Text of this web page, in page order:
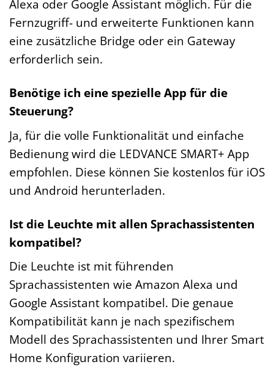
Alexa oder Google Assistant möglich. Für die
Fernzugriff- und erweiterte Funktionen kann
eine zusätzliche Bridge oder ein Gateway
erforderlich sein.
Benötige ich eine spezielle App für die
Steuerung?
Ja, für die volle Funktionalität und einfache
Bedienung wird die LEDVANCE SMART+ App
empfohlen. Diese können Sie kostenlos für iOS
und Android herunterladen.
Ist die Leuchte mit allen Sprachassistenten
kompatibel?
Die Leuchte ist mit führenden
Sprachassistenten wie Amazon Alexa und
Google Assistant kompatibel. Die genaue
Kompatibilität kann je nach spezifischem
Modell des Sprachassistenten und Ihrer Smart
Home Konfiguration variieren.